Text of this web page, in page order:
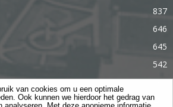
837
646
645
542
363
285
van cookies om u een optimale
Ook kunnen we hierdoor het gedrag van